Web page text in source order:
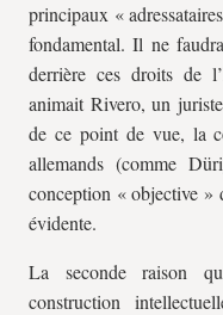
principaux «
fondamental. Il ne
derrière ces droits de
animait Rivero, un
de ce point de vue, la
allemands (comme
conception « objective »
évidente.
La seconde raison
construction